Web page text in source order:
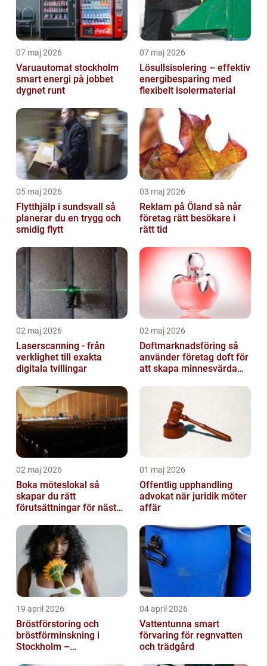
07 maj 2026
Varuautomat stockholm
smart energi på jobbet
dygnet runt
07 maj 2026
Lösullsisolering – effektiv
energibesparing med
flexibelt isolermaterial
05 maj 2026
Flytthjälp i sundsvall så
planerar du en trygg och
smidig flytt
03 maj 2026
Reklam på Öland så når
företag rätt besökare i
rätt tid
02 maj 2026
Laserscanning - från
verklighet till exakta
digitala tvillingar
02 maj 2026
Doftmarknadsföring så
använder företag doft för
att skapa minnesvärda
02 maj 2026
Boka möteslokal så
skapar du rätt
förutsättningar för nästa
01 maj 2026
Offentlig upphandling
advokat när juridik möter
affär
19 april 2026
Bröstförstoring och
bröstförminskning i
Stockholm –
04 april 2026
Vattentunna smart
förvaring för regnvatten
och trädgård